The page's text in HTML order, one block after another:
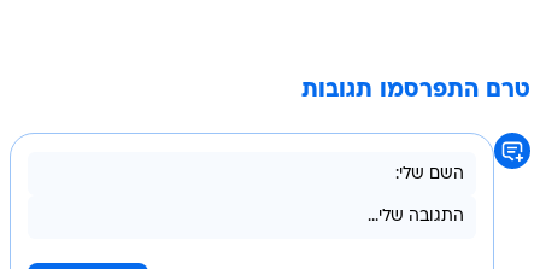
טרם התפרסמו תגובות